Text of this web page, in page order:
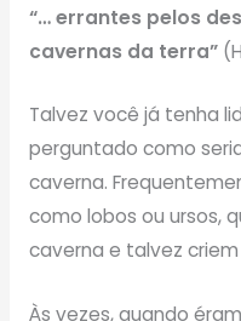
“… errantes pelos
cavernas da terra”
Talvez você já tenha
perguntado como
caverna.
como lobos ou ursos,
caverna e talvez
Às vezes, quando